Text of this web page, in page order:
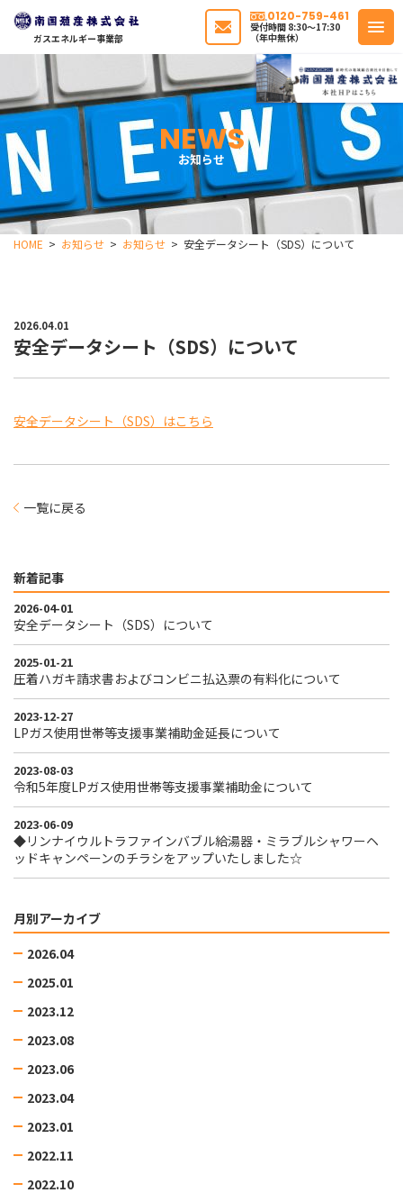
ガスエネルギー事業部
0120-759-461
受付時間 8:30〜17:30
（年中無休）
NEWS
お知らせ
HOME お知らせ お知らせ 安全データシート（SDS）について
2026.04.01
安全データシート（SDS）について
安全データシート（SDS）はこちら
一覧に戻る
新着記事
2026-04-01
安全データシート（SDS）について
2025-01-21
圧着ハガキ請求書およびコンビニ払込票の有料化について
2023-12-27
LPガス使用世帯等支援事業補助金延長について
2023-08-03
令和5年度LPガス使用世帯等支援事業補助金について
2023-06-09
◆リンナイウルトラファインバブル給湯器・ミラブルシャワーヘ
ッドキャンペーンのチラシをアップいたしました☆
月別アーカイブ
2026.04
2025.01
2023.12
2023.08
2023.06
2023.04
2023.01
2022.11
2022.10